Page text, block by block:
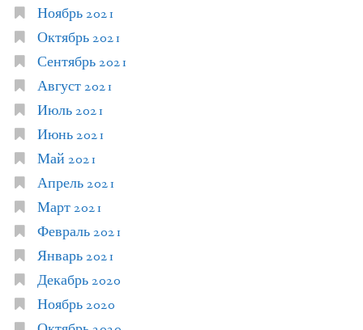
Ноябрь 2021
Октябрь 2021
Сентябрь 2021
Август 2021
Июль 2021
Июнь 2021
Май 2021
Апрель 2021
Март 2021
Февраль 2021
Январь 2021
Декабрь 2020
Ноябрь 2020